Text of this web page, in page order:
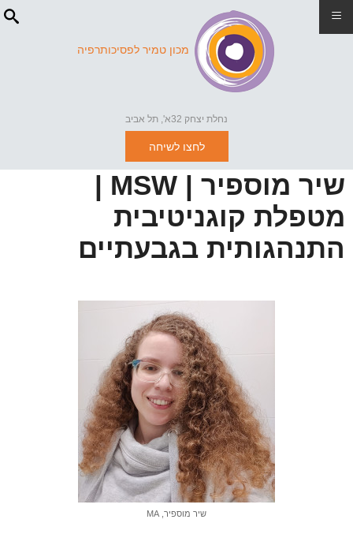
מכון טמיר לפסיכותרפיה
נחלת יצחק 32א', תל אביב
לחצו לשיחה
שיר מוספיר | MSW |
מטפלת קוגניטיבית
התנהגותית בגבעתיים
שיר מוספיר, MA
≡